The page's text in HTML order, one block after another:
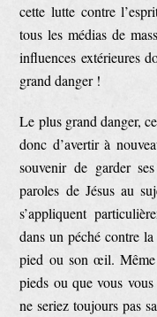
cette lutte contre
tous les médias de
influences extérieures
grand danger !
Le plus grand danger,
donc d’avertir à
souvenir de garder
paroles de Jésus au
s’appliquent
dans un péché contre
pied ou son œil.
pieds ou que vous
ne seriez toujours pas